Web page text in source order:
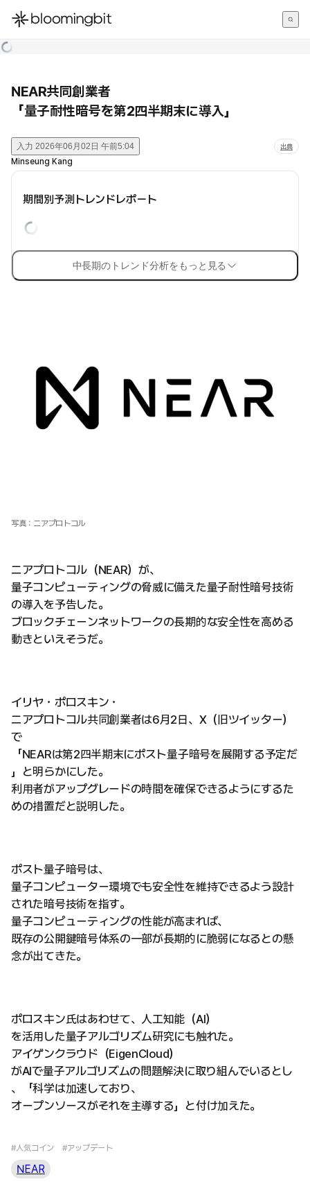
한국어
NEAR共同創業者
「量子耐性暗号を第2四半期末に導入」
入力 2026年06月02日 午前5:04 出典
Minseung Kang
期間別予測トレンドレポート
中長期のトレンド分析をもっと見る
写真：ニアプロトコル
ニアプロトコル（NEAR）が、
量子コンピューティングの脅威に備えた量子耐性暗号技術
の導入を予告した。
ブロックチェーンネットワークの長期的な安全性を高める
動きといえそうだ。
イリヤ・ポロスキン・
ニアプロトコル共同創業者は6月2日、X（旧ツイッター）
で
「NEARは第2四半期末にポスト量子暗号を展開する予定だ
」と明らかにした。
利用者がアップグレードの時間を確保できるようにするた
めの措置だと説明した。
ポスト量子暗号は、
量子コンピューター環境でも安全性を維持できるよう設計
された暗号技術を指す。
量子コンピューティングの性能が高まれば、
既存の公開鍵暗号体系の一部が長期的に脆弱になるとの懸
念が出てきた。
ポロスキン氏はあわせて、人工知能（AI）
を活用した量子アルゴリズム研究にも触れた。
アイゲンクラウド（EigenCloud）
がAIで量子アルゴリズムの問題解決に取り組んでいるとし
、「科学は加速しており、
オープンソースがそれを主導する」と付け加えた。
#人気コイン #アップデート
NEAR